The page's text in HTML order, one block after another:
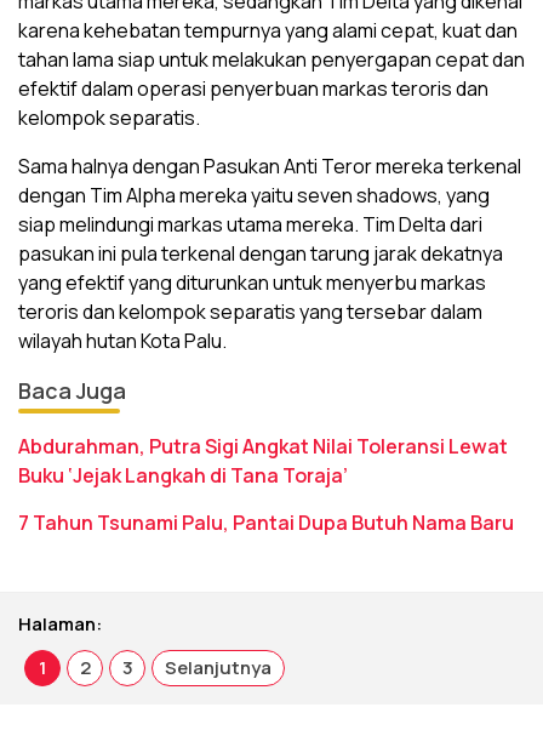
karena kehebatan tempurnya yang alami cepat, kuat dan
tahan lama siap untuk melakukan penyergapan cepat dan
efektif dalam operasi penyerbuan markas teroris dan
kelompok separatis.
Sama halnya dengan Pasukan Anti Teror mereka terkenal
dengan Tim Alpha mereka yaitu seven shadows, yang
siap melindungi markas utama mereka. Tim Delta dari
pasukan ini pula terkenal dengan tarung jarak dekatnya
yang efektif yang diturunkan untuk menyerbu markas
teroris dan kelompok separatis yang tersebar dalam
wilayah hutan Kota Palu.
Baca Juga
Abdurahman, Putra Sigi Angkat Nilai Toleransi Lewat
Buku ‘Jejak Langkah di Tana Toraja’
7 Tahun Tsunami Palu, Pantai Dupa Butuh Nama Baru
Halaman:
1
2 3 Selanjutnya